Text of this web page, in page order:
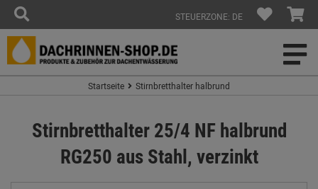
STEUERZONE: DE
Startseite Stirnbretthalter halbrund
Stirnbretthalter 25/4 NF halbrund
RG250 aus Stahl, verzinkt